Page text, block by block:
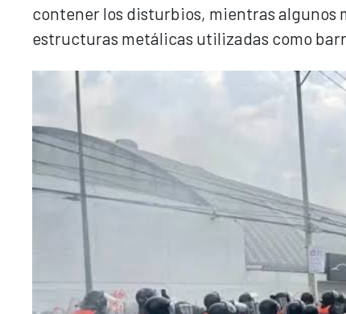
contener los disturbios, mientras algunos
estructuras metálicas utilizadas como